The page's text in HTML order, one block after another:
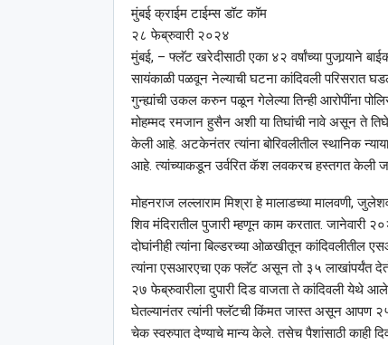
मुंबई क्राईम टाईम्स डॉट कॉम
२८ फेब्रुवारी २०२४
मुंबई, – फ्लॅट खरेदीसाठी एका ४२ वर्षांच्या पुजार्‍याने
सायंकाळी पळवून नेल्याची घटना कांदिवली परिसरात
गुन्ह्यांची उकल करुन पळून गेलेल्या तिन्ही आरोपींना
मोहम्मद रमजान हुसैन अशी या तिघांची नावे असून ते
केली आहे. अटकेनंतर त्यांना बोरिवलीतील स्थानिक
आहे. त्यांच्याकडून उर्वरित कॅश लवकरच हस्तगत केली
मोहनराज लल्लाराम मिश्रा हे मालाडच्या मालवणी,
शिव मंदिरातील पुजारी म्हणून काम करतात. जानेवारी
दोघांनीही त्यांना बिल्डरच्या ओळखीतून कांदिवलीतील
त्यांना एसआरएचा एक फ्लॅट असून तो ३५ लाखांपर्यंत
२७ फेब्रुवारीला दुपारी दिड वाजता ते कांदिवली येथे आले
घेतल्यानंतर त्यांनी फ्लॅटची किंमत जास्त असून आपण
चेक स्वरुपात देण्याचे मान्य केले. तसेच पैशांसाठी काही